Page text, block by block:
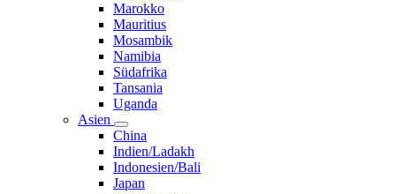
Marokko
Mauritius
Mosambik
Namibia
Südafrika
Tansania
Uganda
Asien
China
Indien/Ladakh
Indonesien/Bali
Japan